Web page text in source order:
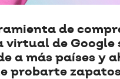
de
virtual de Google
a más países y
probarte